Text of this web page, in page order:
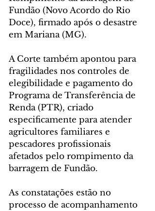
Fundão (Novo Acordo do Rio
Doce), firmado após o desastre
em Mariana (MG).
A Corte também apontou para
fragilidades nos controles de
elegibilidade e pagamento do
Programa de Transferência de
Renda (PTR), criado
especificamente para atender
agricultores familiares e
pescadores profissionais
afetados pelo rompimento da
barragem de Fundão.
As constatações estão no
processo de acompanhamento